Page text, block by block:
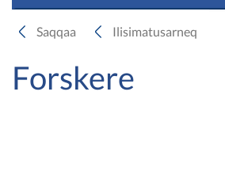
Kvalitetsforskning
Saqqaa Ilisimatusarneq
Forskere